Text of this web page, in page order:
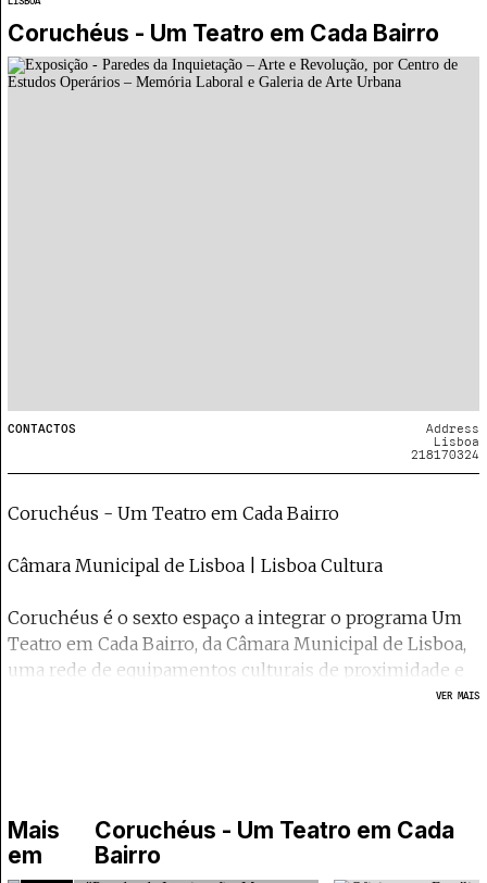
Coruchéus - Um Teatro em Cada Bairro
CONTACTOS
Address
Lisboa
218170324
Coruchéus - Um Teatro em Cada Bairro
Câmara Municipal de Lisboa | Lisboa Cultura
Coruchéus é o sexto espaço a integrar o programa Um
Teatro em Cada Bairro, da Câmara Municipal de Lisboa,
uma rede de equipamentos culturais de proximidade e
de encontro com as comunidades e os agentes locais.
que promove sinergias com as comunidades e com as
entidades vizinhas do bairro de Alvalade e do Complexo
Municipal dos Coruchéus: Ateliês Municipais, Galeria
VER MAIS
Mais
em
Coruchéus - Um Teatro em Cada
Bairro